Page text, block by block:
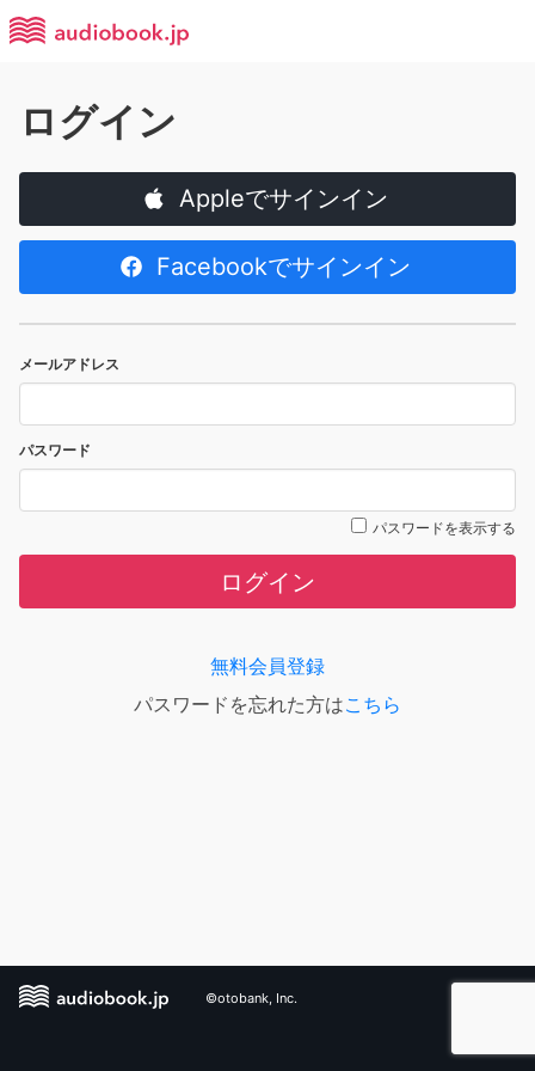
ログイン
Appleでサインイン
Facebookでサインイン
メールアドレス
パスワード
パスワードを表示する
ログイン
無料会員登録
パスワードを忘れた方はこちら
©otobank, Inc.